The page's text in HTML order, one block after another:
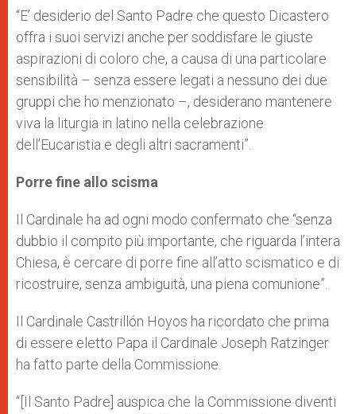
“E’ desiderio del Santo Padre che questo Dicastero
offra i suoi servizi anche per soddisfare le giuste
aspirazioni di coloro che, a causa di una particolare
sensibilità – senza essere legati a nessuno dei due
gruppi che ho menzionato –, desiderano mantenere
viva la liturgia in latino nella celebrazione
dell’Eucaristia e degli altri sacramenti”.
Porre fine allo scisma
Il Cardinale ha ad ogni modo confermato che “senza
dubbio il compito più importante, che riguarda l’intera
Chiesa, è cercare di porre fine all’atto scismatico e di
ricostruire, senza ambiguità, una piena comunione”.
Il Cardinale Castrillón Hoyos ha ricordato che prima
di essere eletto Papa il Cardinale Joseph Ratzinger
ha fatto parte della Commissione.
“[Il Santo Padre] auspica che la Commissione diventi